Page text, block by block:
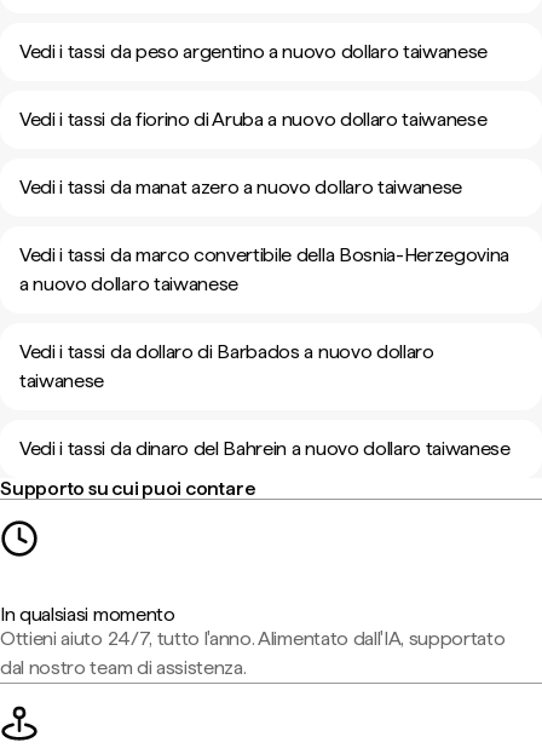
Vedi i tassi da peso argentino a nuovo dollaro taiwanese
Vedi i tassi da fiorino di Aruba a nuovo dollaro taiwanese
Vedi i tassi da manat azero a nuovo dollaro taiwanese
Vedi i tassi da marco convertibile della Bosnia-Herzegovina
a nuovo dollaro taiwanese
Vedi i tassi da dollaro di Barbados a nuovo dollaro
taiwanese
Vedi i tassi da dinaro del Bahrein a nuovo dollaro taiwanese
Supporto su cui puoi contare
In qualsiasi momento
Ottieni aiuto 24/7, tutto l'anno. Alimentato dall'IA, supportato
dal nostro team di assistenza.